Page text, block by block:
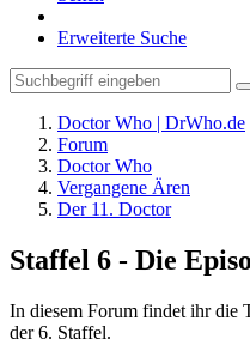
Erweiterte Suche
Doctor Who | DrWho.de
Forum
Doctor Who
Vergangene Ären
Der 11. Doctor
Staffel 6 - Die
In diesem Forum findet ihr die
der 6. Staffel.